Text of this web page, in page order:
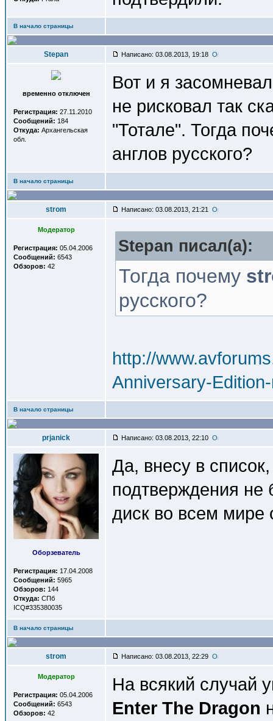
В начало страницы
Stepan Написано: 03.08.2013, 19:18
временно отключен
Регистрация: 27.11.2010
Сообщений: 184
Откуда: Архангельская
обл.
Вот и я
не рисковал так
"Тотале". Тогда
англов русского?
В начало страницы
strom Написано: 03.08.2013, 21:21
Модератор
Регистрация: 05.04.2006
Сообщений: 6543
Обзоров: 42
Stepan писал(a):
Тогда почему
русского?
http://
Anniversary-
В начало страницы
prjanick Написано: 03.08.2013, 22:10
Оборзеватель
Регистрация: 17.04.2008
Сообщений: 5965
Обзоров: 144
Откуда: СПб
ICQ#335380035
Да, внесу в
подтверждения не
диск во всем мире
В начало страницы
strom Написано: 03.08.2013, 22:29
Модератор
Регистрация: 05.04.2006
Сообщений: 6543
Обзоров: 42
На всякий случай
Enter The Dragon